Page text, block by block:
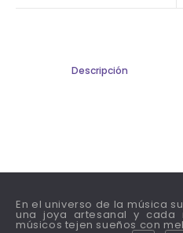
Descripción
En el universo de la música
una joya artesanal y cada
músicos tejen sueños con